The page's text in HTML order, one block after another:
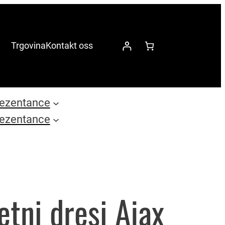
TrgovinaKontakt oss
dresi Ajax